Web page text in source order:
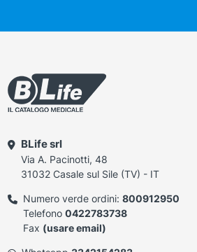
BLife srl
Via A. Pacinotti, 48
31032 Casale sul Sile (TV) - IT
Numero verde ordini: 800912950
Telefono 0422783738
Fax (usare email)